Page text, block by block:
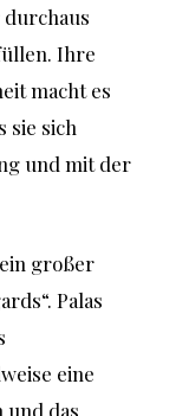
Ihre
macht es
sie sich
und mit der
großer
Palas
eine
das